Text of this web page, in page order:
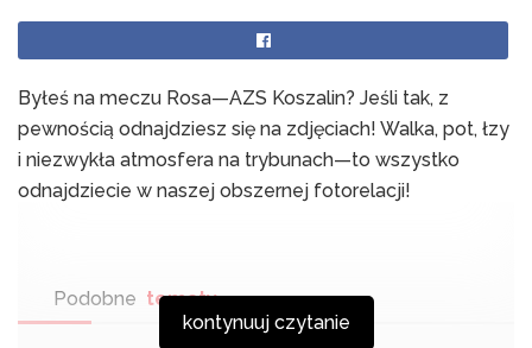
Byłeś na meczu Rosa—AZS Koszalin? Jeśli tak, z
pewnością odnajdziesz się na zdjęciach! Walka, pot, łzy
i niezwykła atmosfera na trybunach—to wszystko
odnajdziecie w naszej obszernej fotorelacji!
Podobne tematy
kontynuuj czytanie